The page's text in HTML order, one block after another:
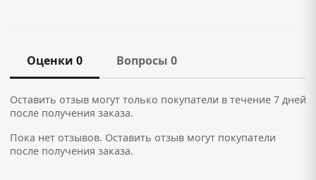
Оценки 0 Вопросы 0
Оставить отзыв могут только покупатели в течение 7 дней
после получения заказа.
Пока нет отзывов. Оставить отзыв могут покупатели
после получения заказа.